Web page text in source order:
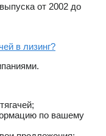
от 2002 до
в лизинг?
по вашему